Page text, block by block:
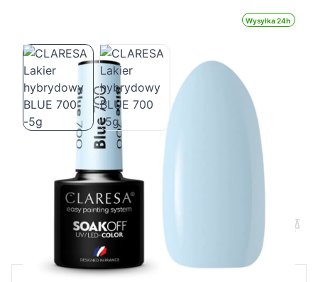
Wysyłka 24h
CLARESA Lakier hybrydowy BLUE 700
Cena B2B Cena detaliczna